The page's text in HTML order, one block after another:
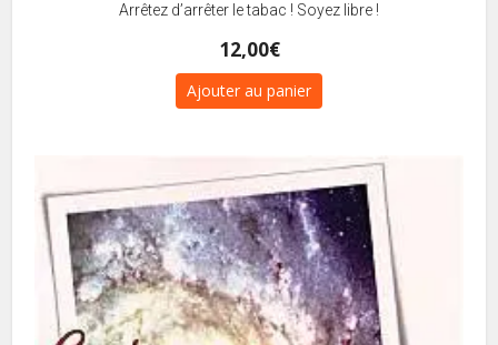
Arrêtez d’arrêter le tabac ! Soyez libre !
12,00€
Ajouter au panier